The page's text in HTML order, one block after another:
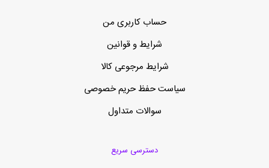
حساب کاربری من
شرایط و قوانین
شرایط مرجوعی کالا
سیاست حفظ حریم خصوصی
سوالات متداول
دسترسی سریع